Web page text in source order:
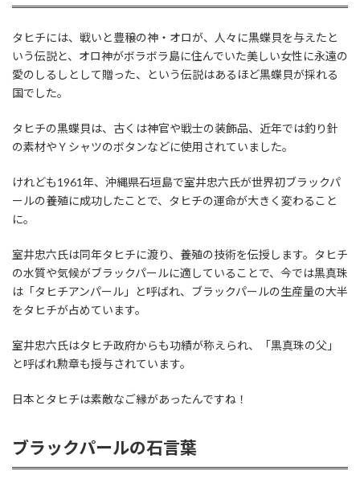
タヒチには、戦いと豊穣の神・オロが、人々に黒蝶貝を与えたと
いう伝説と、オロ神がボラボラ島に住んでいた美しい女性に永遠の
愛のしるしとして贈った、という伝説はあるほど黒蝶貝が採れる
国でした。
タヒチの黒蝶貝は、古くは神官や戦士の装飾品、近年では釣り針
の素材やＹシャツのボタンなどに使用されていました。
けれども1961年、沖縄県石垣島で室井忠六氏が世界初ブラックパ
ールの養殖に成功したことで、タヒチの運命が大きく変わること
に。
室井忠六氏は同年タヒチに渡り、養殖の技術を伝授します。タヒチ
の水質や気候がブラックパールに適していることで、今では黒真珠
は「タヒチアンパール」と呼ばれ、ブラックパールの生産量の大半
をタヒチが占めています。
室井忠六氏はタヒチ政府からも功績が称えられ、「黒真珠の父」
と呼ばれ勲章も授与されています。
日本とタヒチは素敵なご縁があったんですね！
ブラックパールの石言葉